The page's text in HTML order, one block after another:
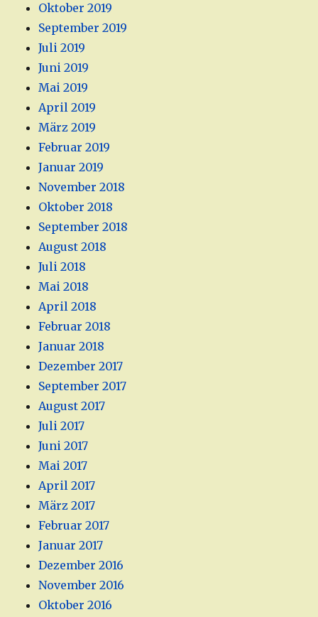
Oktober 2019
September 2019
Juli 2019
Juni 2019
Mai 2019
April 2019
März 2019
Februar 2019
Januar 2019
November 2018
Oktober 2018
September 2018
August 2018
Juli 2018
Mai 2018
April 2018
Februar 2018
Januar 2018
Dezember 2017
September 2017
August 2017
Juli 2017
Juni 2017
Mai 2017
April 2017
März 2017
Februar 2017
Januar 2017
Dezember 2016
November 2016
Oktober 2016